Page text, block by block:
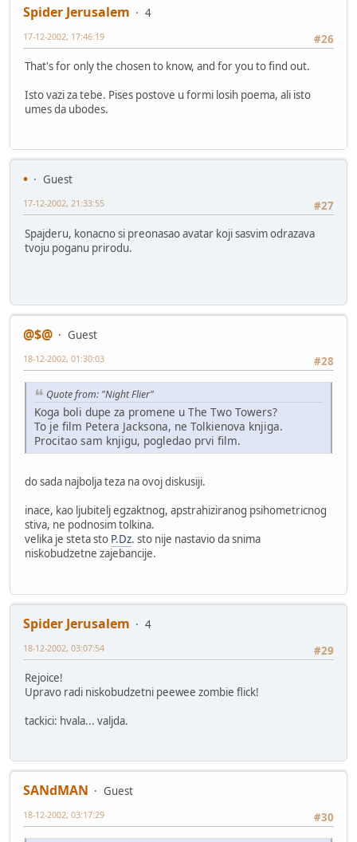
Spider Jerusalem
4
#26
17-12-2002, 17:46:19
That's for only the chosen to know, and for you to find out.
Isto vazi za tebe. Pises postove u formi losih poema, ali isto
umes da ubodes.
•
Guest
#27
17-12-2002, 21:33:55
Spajderu, konacno si preonasao avatar koji sasvim odrazava
tvoju poganu prirodu.
@$@
Guest
#28
18-12-2002, 01:30:03
Quote from: "Night Flier"
Koga boli dupe za promene u The Two Towers?
To je film Petera Jacksona, ne Tolkienova knjiga.
Procitao sam knjigu, pogledao prvi film.
do sada najbolja teza na ovoj diskusiji.
inace, kao ljubitelj egzaktnog, apstrahiziranog psihometricnog
stiva, ne podnosim tolkina.
velika je steta sto P.Dz. sto nije nastavio da snima
niskobudzetne zajebancije.
Spider Jerusalem
4
#29
18-12-2002, 03:07:54
Rejoice!
Upravo radi niskobudzetni peewee zombie flick!
tackici: hvala... valjda.
SANdMAN
Guest
#30
18-12-2002, 03:17:29